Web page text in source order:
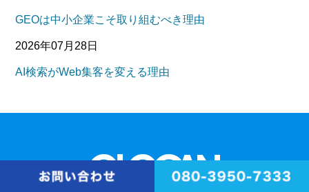
GEOは中小企業こそ取り組むべき理由
2026年07月28日
AI検索がWeb集客を変える理由